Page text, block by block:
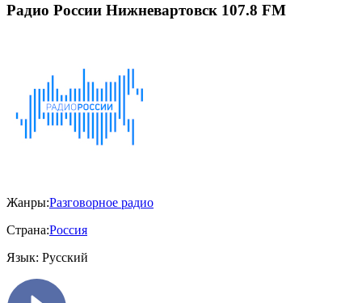
Радио России Нижневартовск 107.8 FM
Жанры:Разговорное радио
Страна:Россия
Язык: Русский